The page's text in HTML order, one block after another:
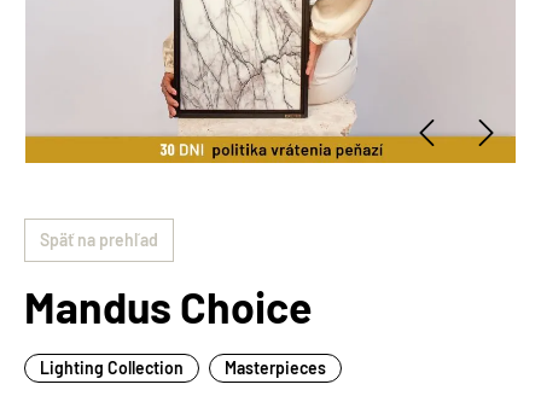
Späť na prehľad
Mandus Choice
Lighting Collection Masterpieces